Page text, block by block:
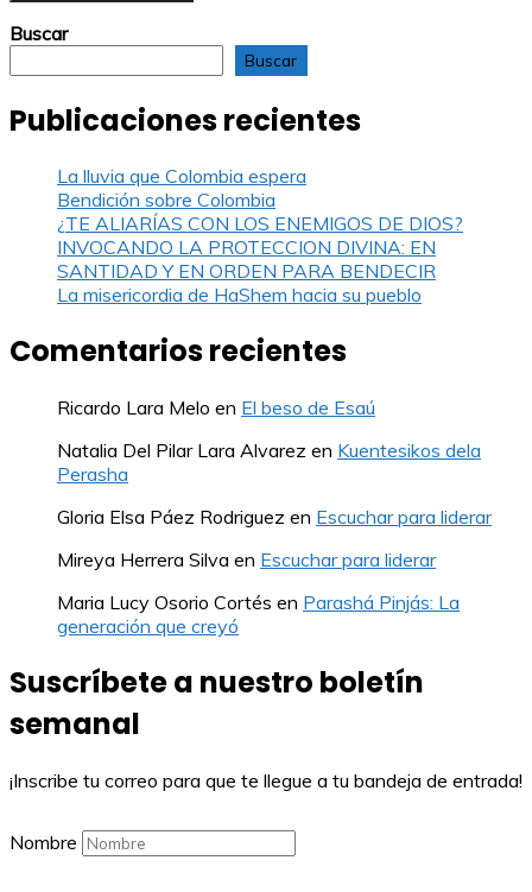
Buscar
Buscar
Publicaciones recientes
La lluvia que Colombia espera
Bendición sobre Colombia
¿TE ALIARÍAS CON LOS ENEMIGOS DE DIOS?
INVOCANDO LA PROTECCION DIVINA: EN
SANTIDAD Y EN ORDEN PARA BENDECIR
La misericordia de HaShem hacia su pueblo
Comentarios recientes
Ricardo Lara Melo en El beso de Esaú
Natalia Del Pilar Lara Alvarez en Kuentesikos dela
Perasha
Gloria Elsa Páez Rodriguez en Escuchar para liderar
Mireya Herrera Silva en Escuchar para liderar
Maria Lucy Osorio Cortés en Parashá Pinjás: La
generación que creyó
Suscríbete a nuestro boletín
semanal
¡Inscribe tu correo para que te llegue a tu bandeja de entrada!
Nombre